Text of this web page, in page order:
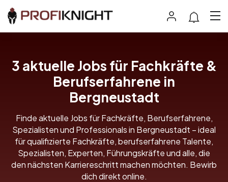
3 aktuelle Jobs für Fachkräfte &
Berufserfahrene in
Bergneustadt
Finde aktuelle Jobs für Fachkräfte, Berufserfahrene,
Spezialisten und Professionals in Bergneustadt – ideal
für qualifizierte Fachkräfte, berufserfahrene Talente,
Spezialisten, Experten, Führungskräfte und alle, die
den nächsten Karriereschritt machen möchten. Bewirb
dich direkt online.